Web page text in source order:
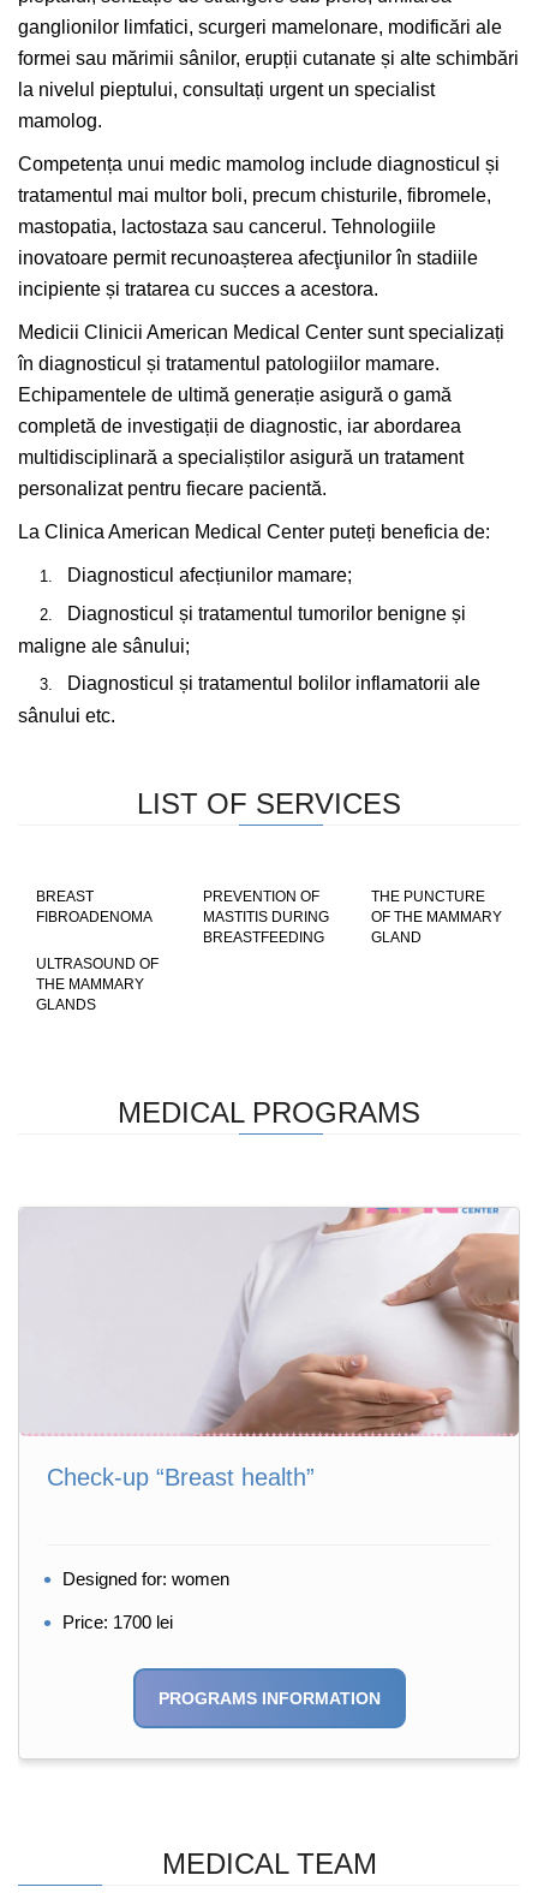
ganglionilor limfatici, scurgeri mamelonare, modificări ale
formei sau mărimii sânilor, erupții cutanate și alte schimbări
la nivelul pieptului, consultați urgent un specialist
mamolog.
Competența unui medic mamolog include diagnosticul și
tratamentul mai multor boli, precum chisturile, fibromele,
mastopatia, lactostaza sau cancerul. Tehnologiile
inovatoare permit recunoașterea afecţiunilor în stadiile
incipiente și tratarea cu succes a acestora.
Medicii Clinicii American Medical Center sunt specializați
în diagnosticul și tratamentul patologiilor mamare.
Echipamentele de ultimă generație asigură o gamă
completă de investigații de diagnostic, iar abordarea
multidisciplinară a specialiștilor asigură un tratament
personalizat pentru fiecare pacientă.
La Clinica American Medical Center puteți beneficia de:
Diagnosticul afecțiunilor mamare;
Diagnosticul și tratamentul tumorilor benigne și
maligne ale sânului;
Diagnosticul și tratamentul bolilor inflamatorii ale
sânului etc.
LIST OF SERVICES
BREAST
FIBROADENOMA
PREVENTION OF
MASTITIS DURING
BREASTFEEDING
THE PUNCTURE
OF THE MAMMARY
GLAND
ULTRASOUND OF
THE MAMMARY
GLANDS
MEDICAL PROGRAMS
Check-up “Breast health”
Designed for: women
Price: 1700 lei
PROGRAMS INFORMATION
MEDICAL TEAM